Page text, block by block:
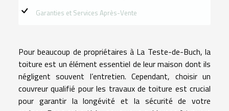
Garanties et Services Après-Vente
Pour beaucoup de propriétaires à La Teste-de-Buch, la
toiture est un élément essentiel de leur maison dont ils
négligent souvent l’entretien. Cependant, choisir un
couvreur qualifié pour les travaux de toiture est crucial
pour garantir la longévité et la sécurité de votre